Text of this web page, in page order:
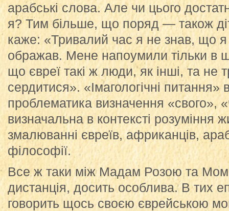
арабські слова. Але чи цього
я? Тим більше, що поряд — також
каже: «Тривалий час я не знав, що
ображав. Мене напоумили тільки в
що євреї такі ж люди, як інші, та не
сердитися». «Імагологічні питання»
проблематика визначення «свого»,
визначальна в контексті розуміння
змалюванні євреїв, африканців,
філософії.
Все ж таки між Мадам Розою та
дистанція, досить особлива. В тих
говорить щось своєю єврейською